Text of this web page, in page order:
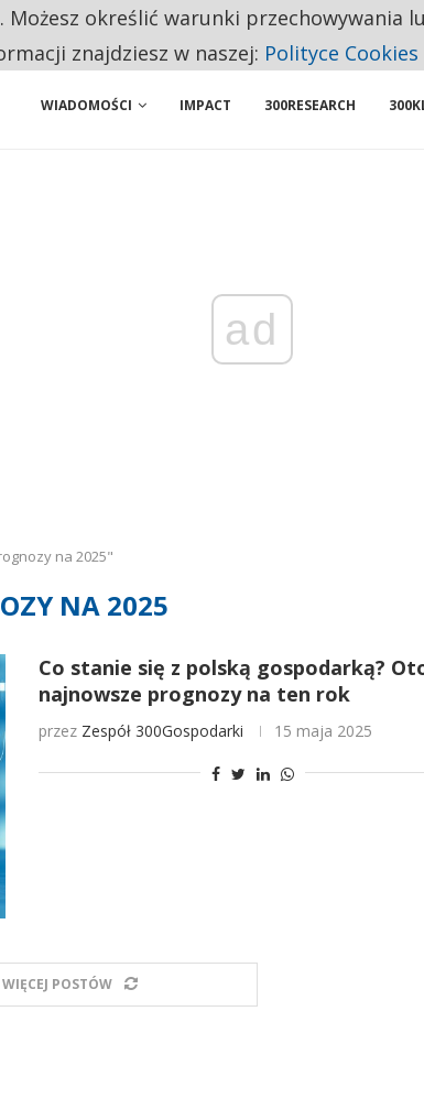
WŁASNĄ FIRMĘ. INNYM JUŻ TAK ŁATWO JEJ NIE POLECAJĄ
WIADOMOŚCI IMPACT 300RESEARCH
ad
na 2025"
NA 2025
Co stanie się z polską gospodarką?
najnowsze prognozy na ten rok
przez Zespół 300Gospodarki 15 maja 2025
POSTÓW
Możesz określić warunki przechowywania
znajdziesz w naszej: Polityce Cookies